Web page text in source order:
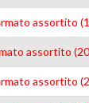
assortito
assortito
assortito